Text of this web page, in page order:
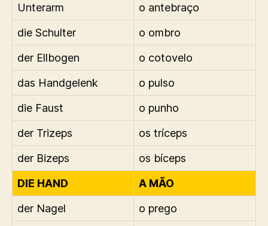
Unterarm
o antebraço
die Schulter
o ombro
der Ellbogen
o cotovelo
das Handgelenk
o pulso
die Faust
o punho
der Trizeps
os tríceps
der Bizeps
os bíceps
DIE HAND
A MÃO
der Nagel
o prego